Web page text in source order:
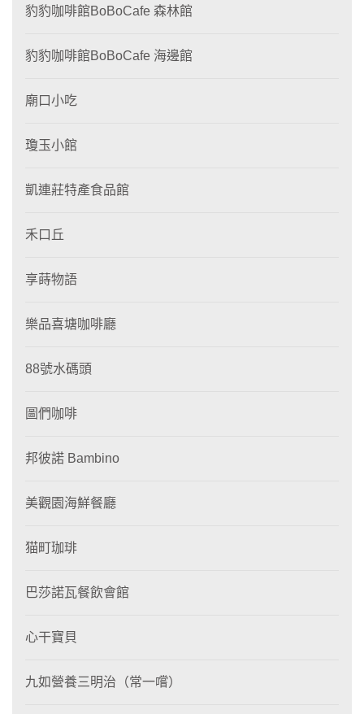
豹豹咖啡館BoBoCafe 森林館
豹豹咖啡館BoBoCafe 海邊館
廟口小吃
瓊玉小館
凱連莊特產食品館
禾口丘
享蒔物語
樂品喜塘咖啡廳
88號水碼頭
圖們咖啡
邦彼諾 Bambino
美觀園海鮮餐廳
猫町珈琲
巴莎諾瓦餐飲會館
心干寶貝
九如營養三明治（常一嚐）